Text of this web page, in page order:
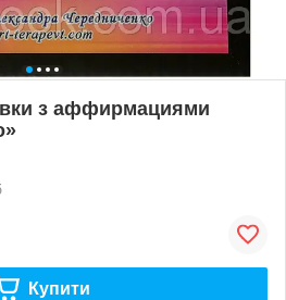
з аффирмациями
Купити